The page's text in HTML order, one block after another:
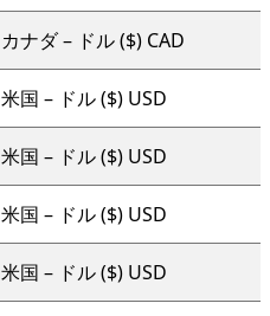
カナダ – ドル ($) CAD
米国 – ドル ($) USD
米国 – ドル ($) USD
米国 – ドル ($) USD
米国 – ドル ($) USD